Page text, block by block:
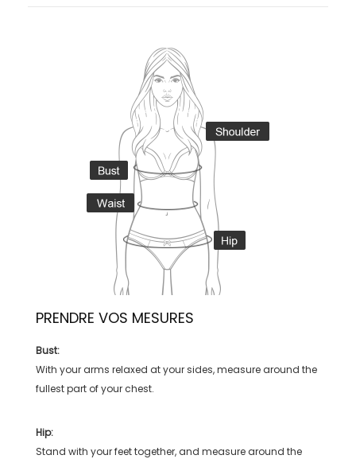
PRENDRE VOS MESURES
Bust:
With your arms relaxed at your sides, measure around the
fullest part of your chest.
Hip:
Stand with your feet together, and measure around the